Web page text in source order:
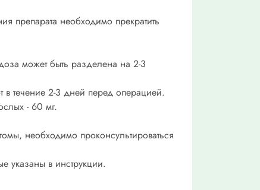
препарата необходимо прекратить
может быть разделена на 2-3
в течение 2-3 дней перед операцией.
- 60 мг.
необходимо проконсультироваться
указаны в инструкции.